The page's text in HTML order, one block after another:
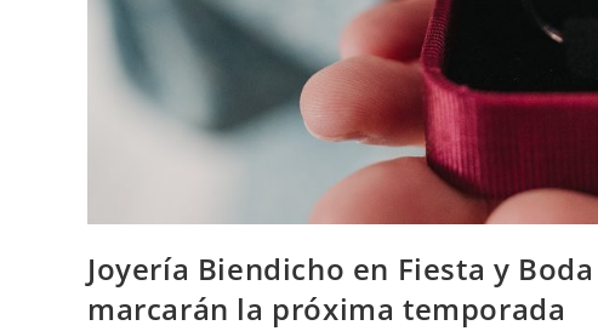
Joyería Biendicho en Fiesta y
marcarán la próxima temporada